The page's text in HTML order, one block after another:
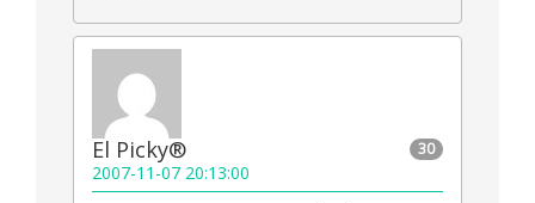
30
El Picky®
2007-11-07 20:13:00